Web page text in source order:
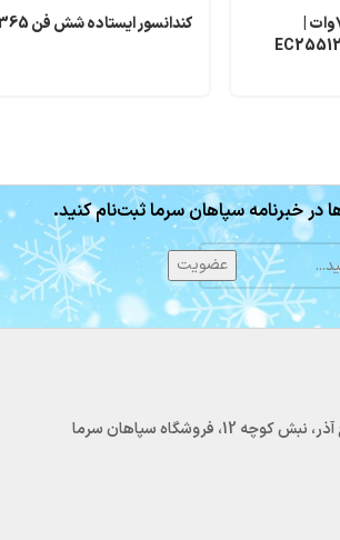
اواپراتور پنج فن ۷۳۹۰۰وات |
کندانسور ایستاده شش فن CV365
در خبرنامه سپاهان سرما ثبت‌نام کنید.
سپاهان سرما